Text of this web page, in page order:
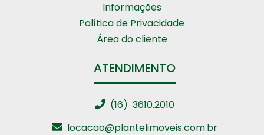
Informações
Política de Privacidade
Área do cliente
ATENDIMENTO
(16) 3610.2010
locacao@plantelimoveis.com.br